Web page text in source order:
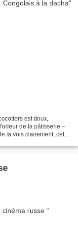
est doux,
de la pâtisserie –
la vois clairement, cette